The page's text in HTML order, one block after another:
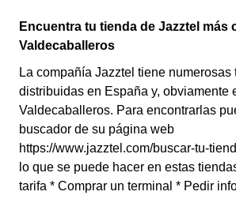
Encuentra tu tienda de Jazztel más
Valdecaballeros
La compañía Jazztel tiene numerosas
distribuidas en España y, obviamente
Valdecaballeros. Para encontrarlas
buscador de su página web
https://www.jazztel.com/buscar-tu-
lo que se puede hacer en estas
tarifa * Comprar un terminal * Pedir